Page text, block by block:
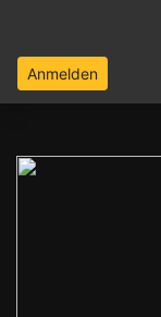
Anmelden